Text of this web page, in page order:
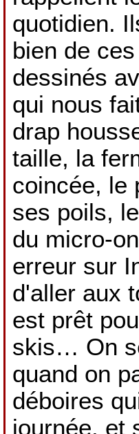
quotidien.
bien de
dessinés
qui nous
drap
taille, la
coincée, le
ses poils,
du micro-
erreur sur
d'aller aux
est prêt
skis… On
quand on
déboires
journée, et